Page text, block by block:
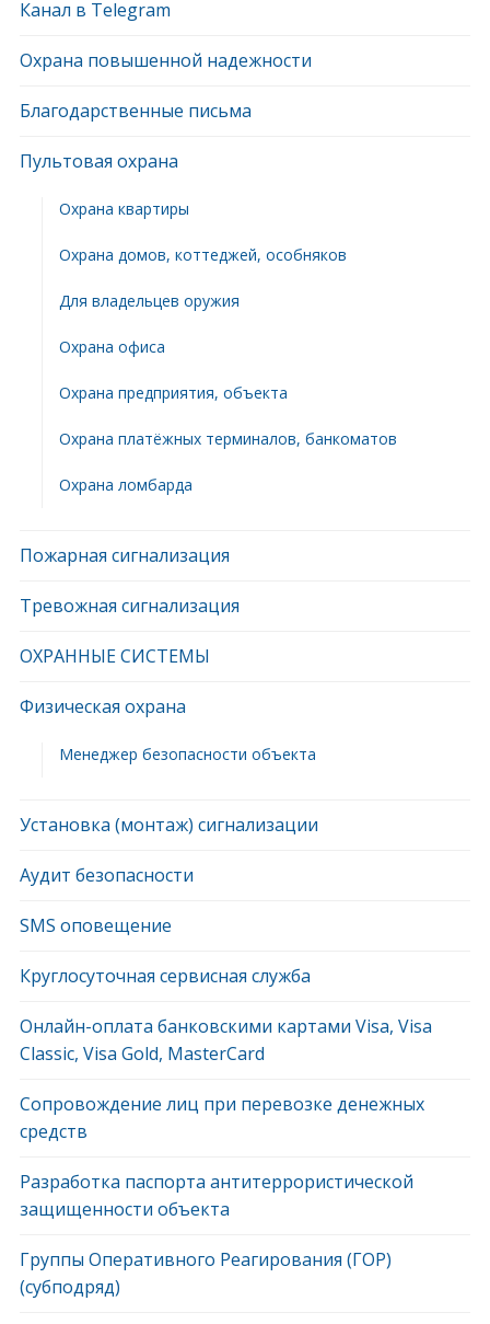
Канал в Telegram
Охрана повышенной надежности
Благодарственные письма
Пультовая охрана
Охрана квартиры
Охрана домов, коттеджей, особняков
Для владельцев оружия
Охрана офиса
Охрана предприятия, объекта
Охрана платёжных терминалов, банкоматов
Охрана ломбарда
Пожарная сигнализация
Тревожная сигнализация
ОХРАННЫЕ СИСТЕМЫ
Физическая охрана
Менеджер безопасности объекта
Установка (монтаж) сигнализации
Аудит безопасности
SMS оповещение
Круглосуточная сервисная служба
Онлайн-оплата банковскими картами Visa, Visa
Classic, Visa Gold, MasterCard
Сопровождение лиц при перевозке денежных
средств
Разработка паспорта антитеррористической
защищенности объекта
Группы Оперативного Реагирования (ГОР)
(субподряд)